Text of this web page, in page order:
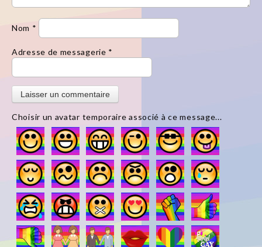
Nom *
Adresse de messagerie *
Choisir un avatar temporaire associé à ce message...